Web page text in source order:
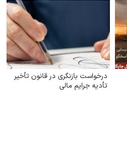
درخواست بازنگری در قانون تأخیر
تأدیه جرایم مالی